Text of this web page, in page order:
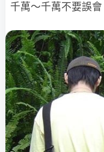
千萬～千萬不要誤